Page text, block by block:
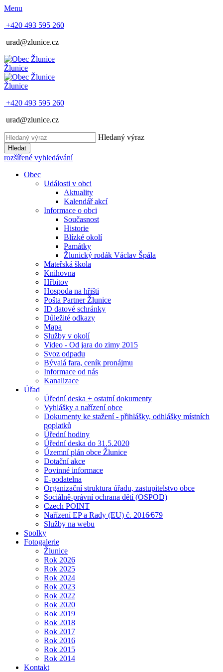
Menu
+420 493 595 260
urad@zlunice.cz
Žlunice
Žlunice
+420 493 595 260
urad@zlunice.cz
Hledaný výraz
Hledat
rozšířené vyhledávání
Obec
Události v obci
Aktuality
Kalendář akcí
Informace o obci
Současnost
Historie
Blízké okolí
Památky
Žlunický rodák Václav Špála
Mateřská škola
Knihovna
Hřbitov
Hospoda na hřišti
Pošta Partner Žlunice
ID datové schránky
Důležité odkazy
Mapa
Služby v okolí
Video - Od jara do zimy 2015
Svoz odpadu
Bývalá fara, ceník pronájmu
Informace od nás
Kanalizace
Úřad
Úřední deska + ostatní dokumenty
Vyhlášky a nařízení obce
Dokumenty ke stažení - přihlášky, odhlášky místních
poplatků
Úřední hodiny
Úřední deska do 31.5.2020
Územní plán obce Žlunice
Dotační akce
Povinné informace
E-podatelna
Organizační struktura úřadu, zastupitelstvo obce
Sociálně-právní ochrana dětí (OSPOD)
Czech POINT
Nařízení EP a Rady (EU) č. 2016⁄679
Služby na webu
Spolky
Fotogalerie
Žlunice
Rok 2026
Rok 2025
Rok 2024
Rok 2023
Rok 2022
Rok 2020
Rok 2019
Rok 2018
Rok 2017
Rok 2016
Rok 2015
Rok 2014
Kontakt